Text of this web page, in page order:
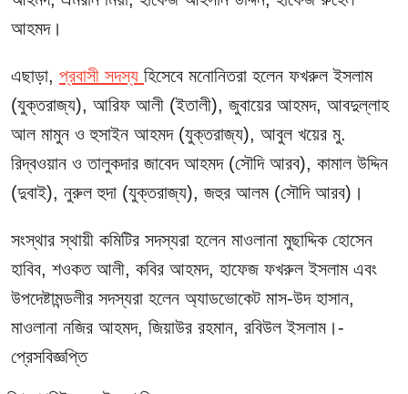
আহমদ।
এছাড়া, প্রবাসী সদস্য হিসেবে মনোনিতরা হলেন ফখরুল ইসলাম
(যুক্তরাজ্য), আরিফ আলী (ইতালী), জুবায়ের আহমদ, আবদুল্লাহ
আল মামুন ও হুসাইন আহমদ (যুক্তরাজ্য), আবুল খয়ের মু.
রিদ্বওয়ান ও তালুকদার জাবেদ আহমদ (সৌদি আরব), কামাল উদ্দিন
(দুবাই), নুরুল হুদা (যুক্তরাজ্য), জহুর আলম (সৌদি আরব)।
সংস্থার স্থায়ী কমিটির সদস্যরা হলেন মাওলানা মুছাদ্দিক হোসেন
হাবিব, শওকত আলী, কবির আহমদ, হাফেজ ফখরুল ইসলাম এবং
উপদেষ্টামন্ডলীর সদস্যরা হলেন অ্যাডভোকেট মাস-উদ হাসান,
মাওলানা নজির আহমদ, জিয়াউর রহমান, রবিউল ইসলাম।-
প্রেসবিজ্ঞপ্তি